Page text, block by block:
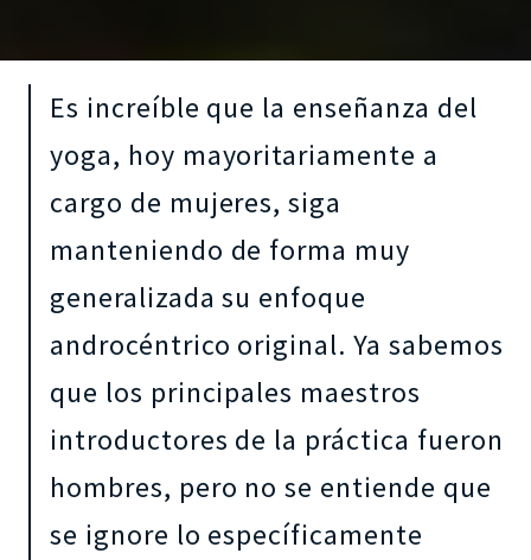
Es increíble que la enseñanza del
yoga, hoy mayoritariamente a
cargo de mujeres, siga
manteniendo de forma muy
generalizada su enfoque
androcéntrico original. Ya sabemos
que los principales maestros
introductores de la práctica fueron
hombres, pero no se entiende que
se ignore lo específicamente